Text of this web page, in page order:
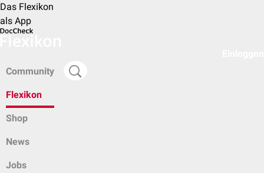
Das Flexikon
als App
Community
Flexikon
Shop
News
Jobs